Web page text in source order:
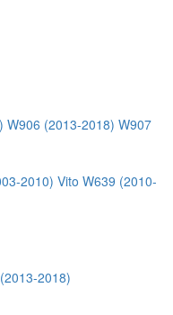
W906 (2013-2018) W907
2010) Vito W639 (2010-
2018)